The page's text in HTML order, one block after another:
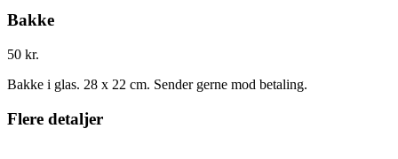
Bakke
50 kr.
Bakke i glas. 28 x 22 cm. Sender gerne mod betaling.
Flere detaljer